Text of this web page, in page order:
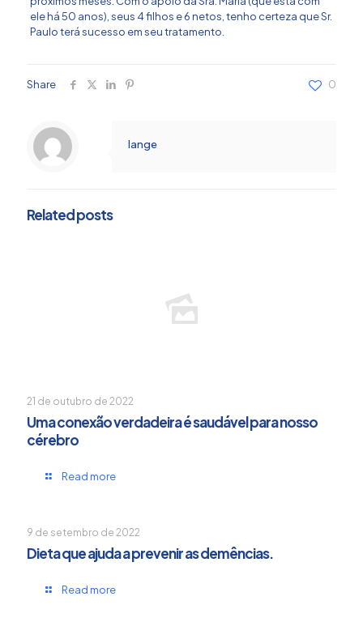
ele há 50 anos), seus 4 filhos e 6 netos, tenho certeza que Sr.
Paulo terá sucesso em seu tratamento.
Share 0
lange
Related posts
21 de outubro de 2022
Uma conexão verdadeira é saudável para nosso
cérebro
Read more
9 de setembro de 2022
Dieta que ajuda a prevenir as demências.
Read more